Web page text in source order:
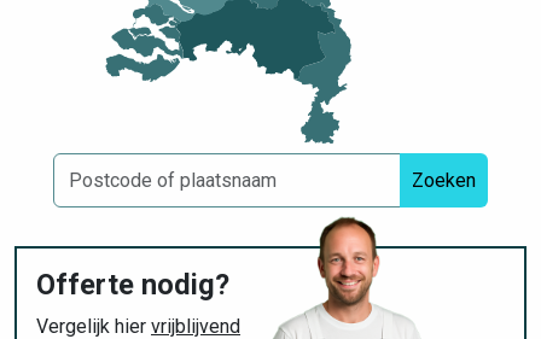
Zoeken
Offerte nodig?
Vergelijk hier vrijblijvend